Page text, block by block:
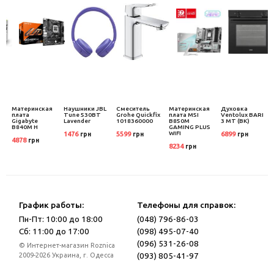
Материнская
плата
Gigabyte
B840M H
4878 грн
Наушники JBL
Tune 530BT
Lavender
1476 грн
Смеситель
Grohe Quickfix
1018360000
5599 грн
Материнская
плата MSI
B850M
GAMING PLUS
WIFI
8234 грн
Духовка
Ventolux BARI
3 MT (BK)
6899 грн
График работы:
Пн-Пт: 10:00 до 18:00
Сб: 11:00 до 17:00
© Интернет-магазин Roznica
2009-2026 Украина, г. Одесса
Телефоны для справок:
(048) 796-86-03
(098) 495-07-40
(096) 531-26-08
(093) 805-41-97